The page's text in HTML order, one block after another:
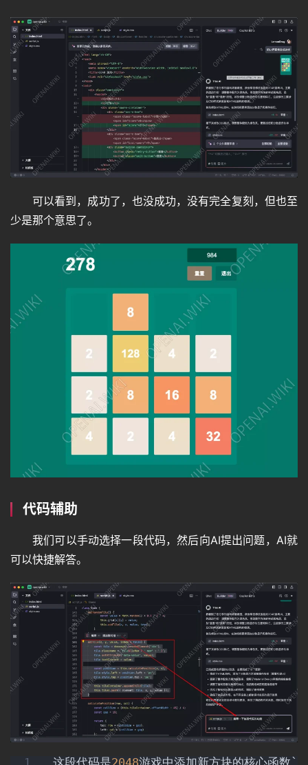
可以看到，成功了，也没成功，没有完全复刻，但也至
少是那个意思了。
代码辅助
我们可以手动选择一段代码，然后向AI提出问题，AI就
可以快捷解答。